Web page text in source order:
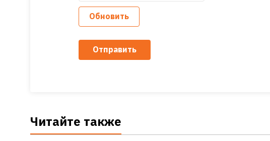
Обновить
Отправить
Читайте также